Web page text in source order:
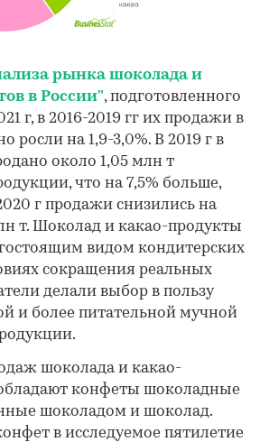
рынка шоколада и
в России", подготовленного
г, в 2016-2019 гг их продажи в
росли на 1,9-3,0%. В 2019 г в
около 1,05 млн т
что на 7,5% больше,
г продажи снизились на
т. Шоколад и какао-продукты
видом кондитерских
сокращения реальных
делали выбор в пользу
и более питательной мучной
шоколада и какао-
конфеты шоколадные
шоколадом и шоколад.
в исследуемое пятилетие